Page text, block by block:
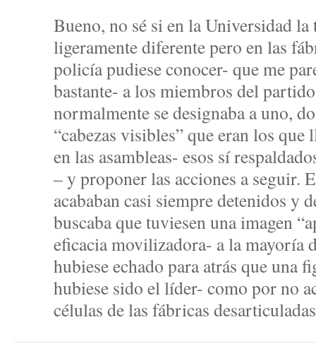
Bueno, no sé si en la Universidad la
ligeramente diferente pero en las
policía pudiese conocer- que me
bastante- a los miembros del
normalmente se designaba a uno,
“cabezas visibles” que eran los
en las asambleas- esos sí
– y proponer las acciones a seguir.
acababan casi siempre detenidos y
buscaba que tuviesen una imagen
eficacia movilizadora- a la mayoría
hubiese echado para atrás que una
hubiese sido el líder- como por no
células de las fábricas